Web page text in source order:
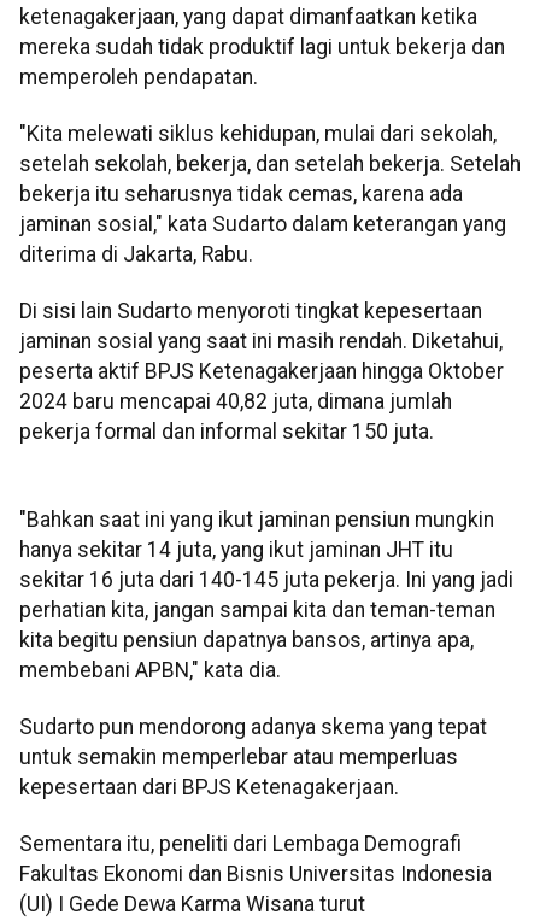
ketenagakerjaan, yang dapat dimanfaatkan ketika
mereka sudah tidak produktif lagi untuk bekerja dan
memperoleh pendapatan.
"Kita melewati siklus kehidupan, mulai dari sekolah,
setelah sekolah, bekerja, dan setelah bekerja. Setelah
bekerja itu seharusnya tidak cemas, karena ada
jaminan sosial," kata Sudarto dalam keterangan yang
diterima di Jakarta, Rabu.
Di sisi lain Sudarto menyoroti tingkat kepesertaan
jaminan sosial yang saat ini masih rendah. Diketahui,
peserta aktif BPJS Ketenagakerjaan hingga Oktober
2024 baru mencapai 40,82 juta, dimana jumlah
pekerja formal dan informal sekitar 150 juta.
"Bahkan saat ini yang ikut jaminan pensiun mungkin
hanya sekitar 14 juta, yang ikut jaminan JHT itu
sekitar 16 juta dari 140-145 juta pekerja. Ini yang jadi
perhatian kita, jangan sampai kita dan teman-teman
kita begitu pensiun dapatnya bansos, artinya apa,
membebani APBN," kata dia.
Sudarto pun mendorong adanya skema yang tepat
untuk semakin memperlebar atau memperluas
kepesertaan dari BPJS Ketenagakerjaan.
Sementara itu, peneliti dari Lembaga Demografi
Fakultas Ekonomi dan Bisnis Universitas Indonesia
(UI) I Gede Dewa Karma Wisana turut